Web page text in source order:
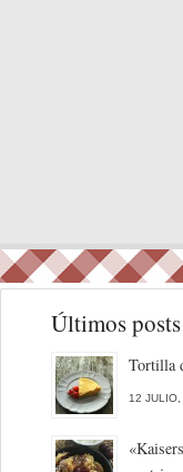
Últimos posts
Tortilla
12